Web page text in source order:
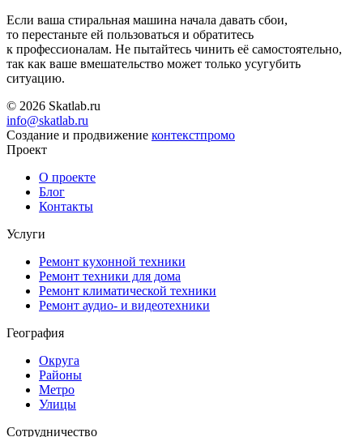
Если ваша стиральная машина начала давать сбои,
то перестаньте ей пользоваться и обратитесь
к профессионалам. Не пытайтесь чинить её самостоятельно,
так как ваше вмешательство может только усугубить
ситуацию.
© 2026 Skatlab.ru
info@skatlab.ru
Создание и продвижение контекстпромо
Проект
О проекте
Блог
Контакты
Услуги
Ремонт кухонной техники
Ремонт техники для дома
Ремонт климатической техники
Ремонт аудио- и видеотехники
География
Округа
Районы
Метро
Улицы
Сотрудничество